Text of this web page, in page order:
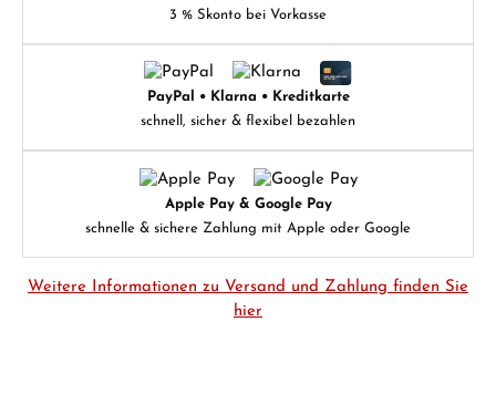
3 % Skonto bei Vorkasse
PayPal • Klarna • Kreditkarte
schnell, sicher & flexibel bezahlen
Apple Pay & Google Pay
schnelle & sichere Zahlung mit Apple oder Google
Weitere Informationen zu Versand und Zahlung finden Sie
hier